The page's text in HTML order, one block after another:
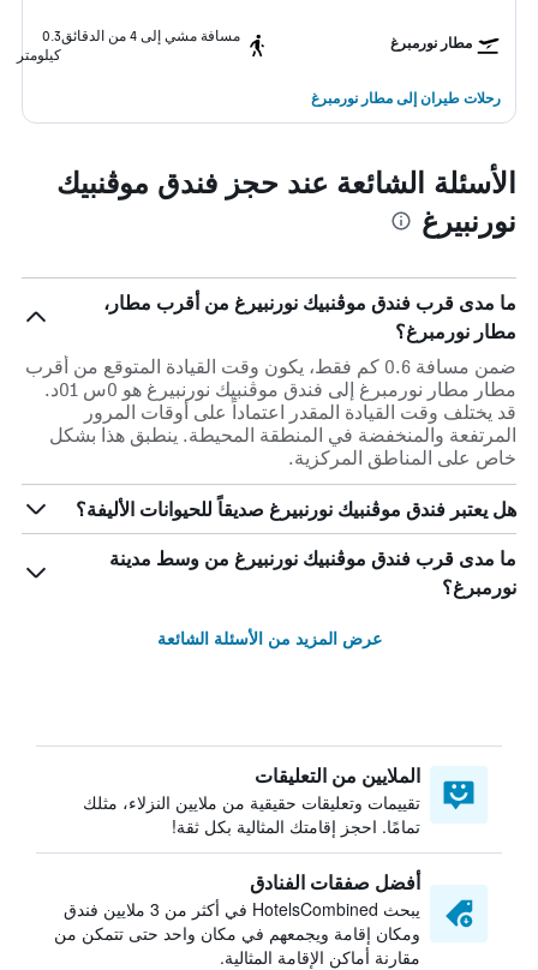
مطار نورمبرغ مسافة مشي إلى 4 من الدقائق
0.3
كيلومتر
رحلات طيران إلى مطار نورمبرغ
الأسئلة الشائعة عند حجز فندق موڤنبيك
نورنبيرغ
ما مدى قرب فندق موڤنبيك نورنبيرغ من أقرب مطار،
مطار نورمبرغ؟
ضمن مسافة 0.6 كم فقط، يكون وقت القيادة المتوقع من أقرب
مطار مطار نورمبرغ إلى فندق موڤنبيك نورنبيرغ هو 0س 01د.
قد يختلف وقت القيادة المقدر اعتماداً على أوقات المرور
المرتفعة والمنخفضة في المنطقة المحيطة. ينطبق هذا بشكل
خاص على المناطق المركزية.
هل يعتبر فندق موڤنبيك نورنبيرغ صديقاً للحيوانات الأليفة؟
ما مدى قرب فندق موڤنبيك نورنبيرغ من وسط مدينة
نورمبرغ؟
عرض المزيد من الأسئلة الشائعة
الملايين من التعليقات
تقييمات وتعليقات حقيقية من ملايين النزلاء، مثلك
تمامًا. احجز إقامتك المثالية بكل ثقة!
أفضل صفقات الفنادق
يبحث HotelsCombined في أكثر من 3 ملايين فندق
ومكان إقامة ويجمعهم في مكان واحد حتى تتمكن من
مقارنة أماكن الإقامة المثالية.